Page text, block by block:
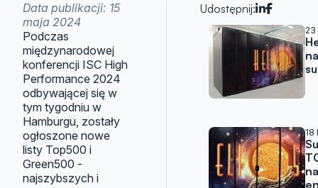
Data publikacji: 15
maja 2024
Podczas
międzynarodowej
konferencji ISC High
Performance 2024
odbywającej się w
tym tygodniu w
Hamburgu, zostały
ogłoszone nowe
listy Top500 i
Green500 -
najszybszych i
Udostępnij:
Artykuły
18